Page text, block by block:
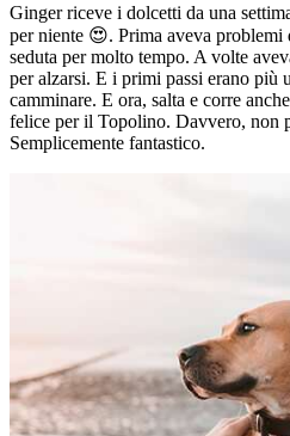
Ginger riceve i dolcetti da una
per niente 😍. Prima aveva problemi
seduta per molto tempo. A volte
per alzarsi. E i primi passi erano più
camminare. E ora, salta e corre
felice per il Topolino. Davvero, non
Semplicemente fantastico.